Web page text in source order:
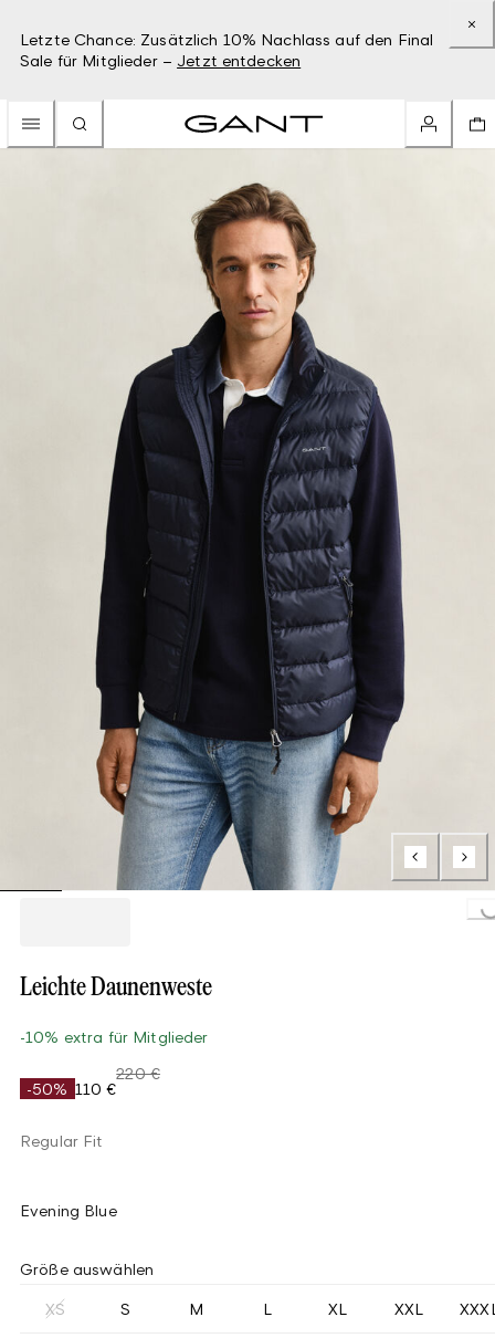
Letzte Chance: Zusätzlich 10% Nachlass auf den Final
Sale für Mitglieder – Jetzt entdecken
Loading...
Leichte Daunenweste
-10% extra für Mitglieder
-50% 110 €
220 €
Regular Fit
Evening Blue
Größe auswählen
XS S M L XL XXL